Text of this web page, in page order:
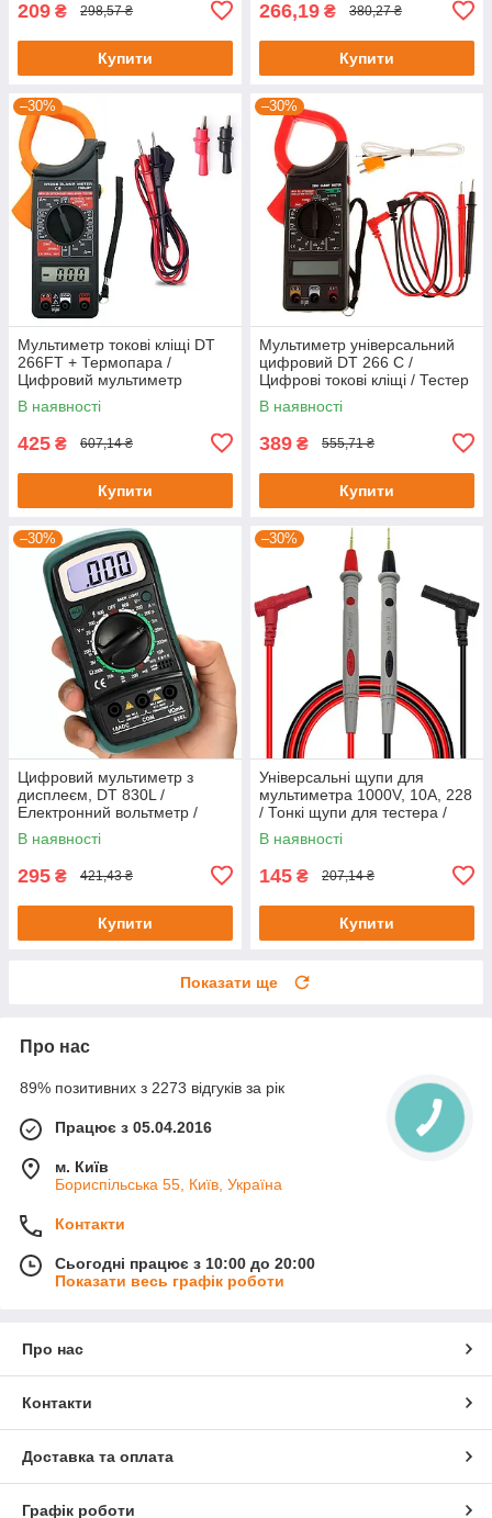
209 ₴ 298,57 ₴
Купити
266,19 ₴ 380,27 ₴
Купити
–30%
Мультиметр токові кліщі DT
266FT + Термопара /
Цифровий мультиметр
тестер / Токовимірні кліщі
В наявності
425 ₴ 607,14 ₴
Купити
–30%
Мультиметр універсальний
цифровий DT 266 C /
Цифрові токові кліщі / Тестер
В наявності
389 ₴ 555,71 ₴
Купити
–30%
Цифровий мультиметр з
дисплеєм, DT 830L /
Електронний вольтметр /
Автоматичний тестер напруги
В наявності
295 ₴ 421,43 ₴
Купити
–30%
Універсальні щупи для
мультиметра 1000V, 10А, 228
/ Тонкі щупи для тестера /
Щупи до цифрових тестерів
В наявності
145 ₴ 207,14 ₴
Купити
Показати ще
Про нас
89% позитивних з 2273 відгуків за рік
Працює з 05.04.2016
м. Київ
Бориспільська 55, Київ, Україна
Контакти
Сьогодні працює з 10:00 до 20:00
Показати весь графік роботи
Про нас
Контакти
Доставка та оплата
Графік роботи